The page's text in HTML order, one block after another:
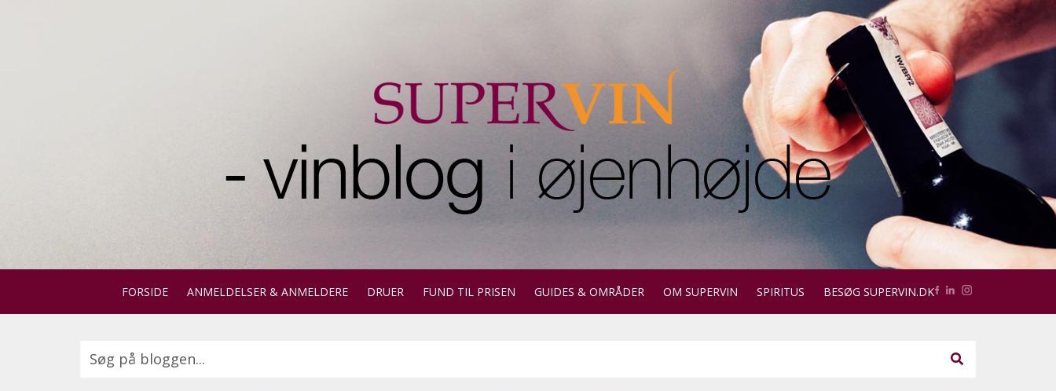
FORSIDE ANMELDELSER & ANMELDERE DRUER FUND TIL PRISEN GUIDES & OMRÅDER OM SUPERVIN SPIRITUS BESØG SUPERVIN.DK
Dette er et søgefelt med en tilknyttet funktion for automatiske forslag.